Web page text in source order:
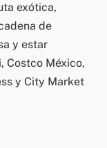
exótica,
de
y estar
Costco México,
y City Market